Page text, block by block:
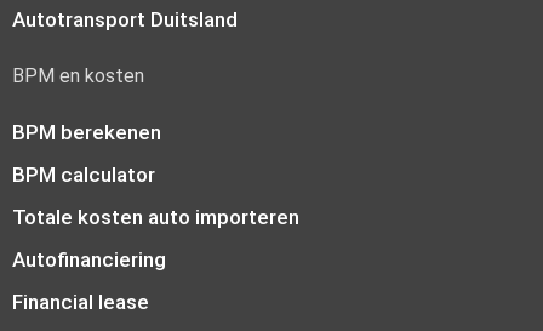
Autotransport Duitsland
BPM en kosten
BPM berekenen
BPM calculator
Totale kosten auto importeren
Autofinanciering
Financial lease